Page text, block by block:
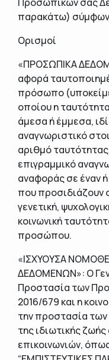
παρακάτω)
Ορισμοί
«ΠΡΟΣΩΠΙΚΑ
αφορά
πρόσωπο
οποίου η
άμεσα ή έμμεσα,
αναγνωριστικό
αριθμό
επιγραμμικό
αναφοράς σε έναν
που προσιδιάζουν
γενετική,
κοινωνική
προσώπου.
«ΙΣΧΥΟΥΣΑ
ΔΕΔΟΜΕΝΩΝ»: O
Προστασία των
2016/679 και η
την προστασία
της ιδιωτικής
επικοινωνιών,